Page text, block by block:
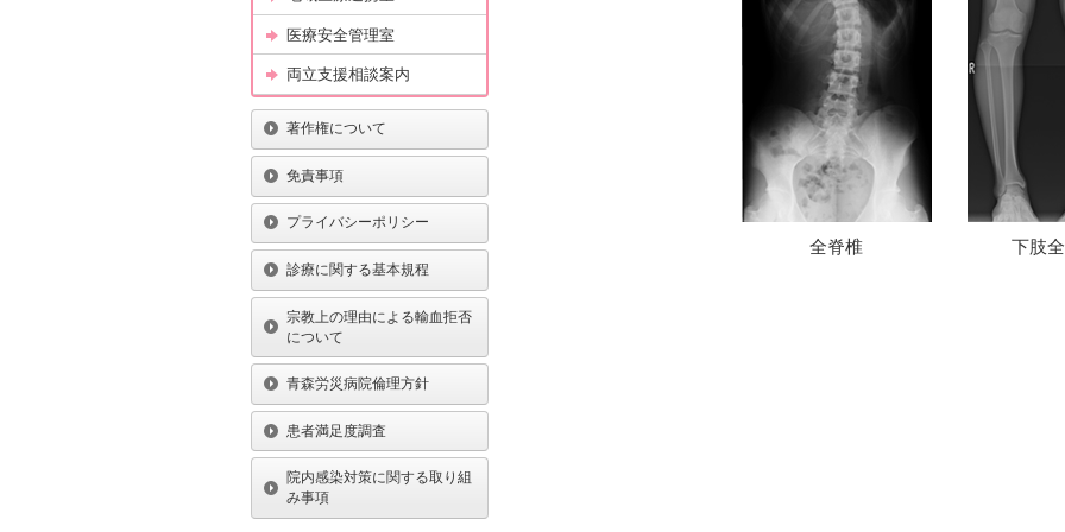
全脊椎 下肢
医療安全管理室
両立支援相談案内
著作権について
免責事項
プライバシーポリシー
診療に関する基本規程
宗教上の理由による輸血拒否
について
青森労災病院倫理方針
患者満足度調査
院内感染対策に関する取り組
み事項